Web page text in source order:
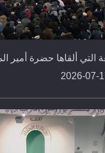
التي ألقاها حضرة أمير